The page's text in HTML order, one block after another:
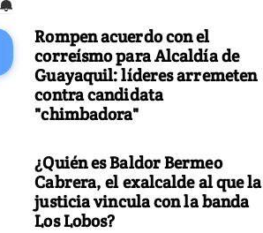
Rompen acuerdo con el
correísmo para Alcaldía de
Guayaquil: líderes arremeten
contra candidata
"chimbadora"
¿Quién es Baldor Bermeo
Cabrera, el exalcalde al que la
justicia vincula con la banda
Los Lobos?